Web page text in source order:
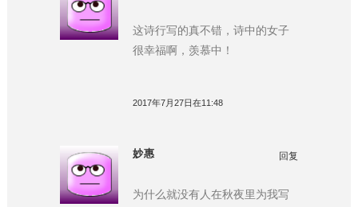
这诗行写的真不错，诗中的女子
很幸福啊，羡慕中！
2017年7月27日在11:48
妙惠 回复
为什么就没有人在秋夜里为我写